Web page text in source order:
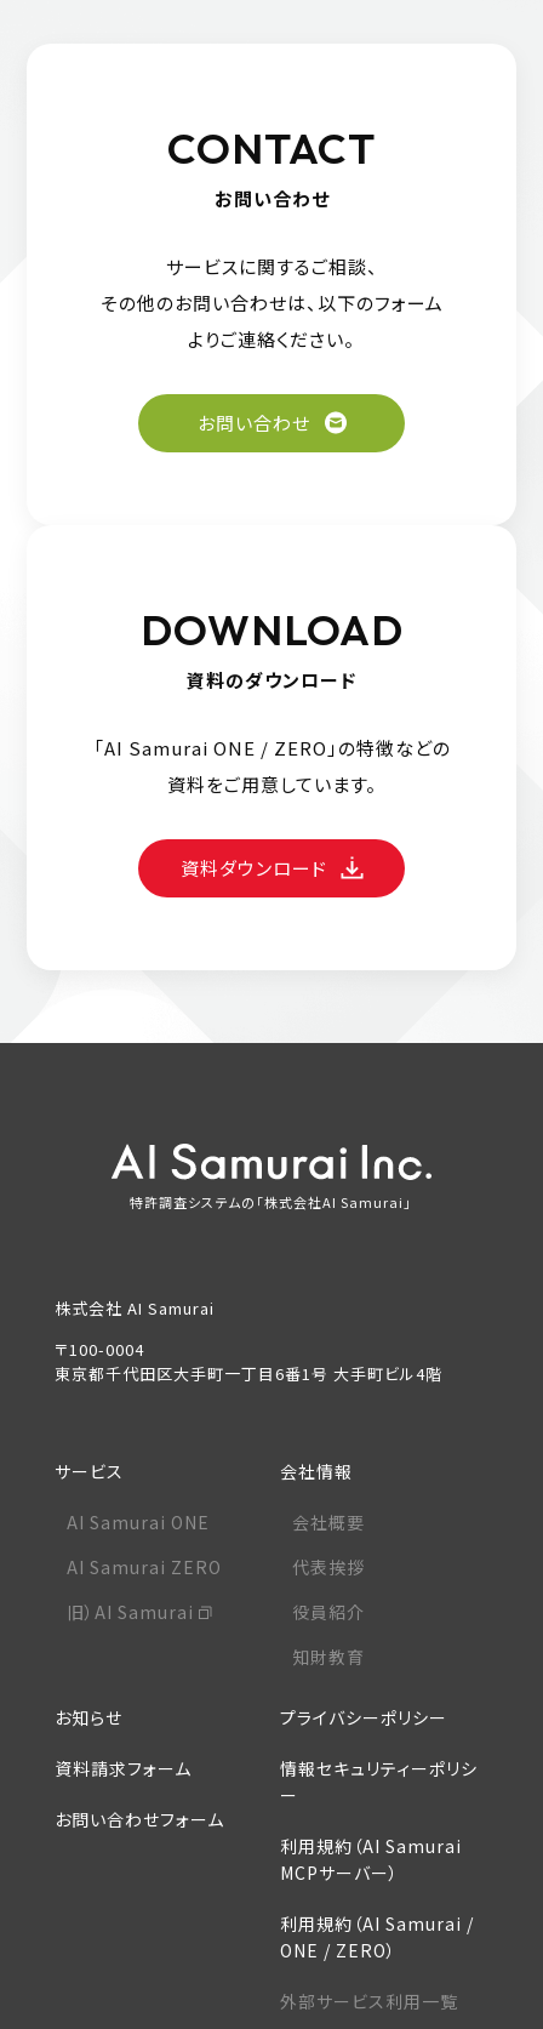
CONTACT
お問い合わせ
サービスに関するご相談、
その他のお問い合わせは、 以下のフォーム
よりご連絡ください。
お問い合わせ
DOWNLOAD
資料のダウンロード
「AI Samurai ONE / ZERO」の特徴などの
資料をご用意しています。
資料ダウンロード
特許調査システムの「株式会社AI Samurai」
株式会社 AI Samurai
〒100-0004
東京都千代田区大手町一丁目6番1号 大手町ビル4階
サービス
AI Samurai ONE
AI Samurai ZERO
旧）AI Samurai
会社情報
会社概要
代表挨拶
役員紹介
知財教育
お知らせ
資料請求フォーム
お問い合わせフォーム
プライバシーポリシー
情報セキュリティーポリシ
ー
利用規約（AI Samurai
MCPサーバー）
利用規約（AI Samurai /
ONE / ZERO）
外部サービス利用一覧